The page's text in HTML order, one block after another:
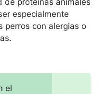
especialmente
perros con alergias o
el